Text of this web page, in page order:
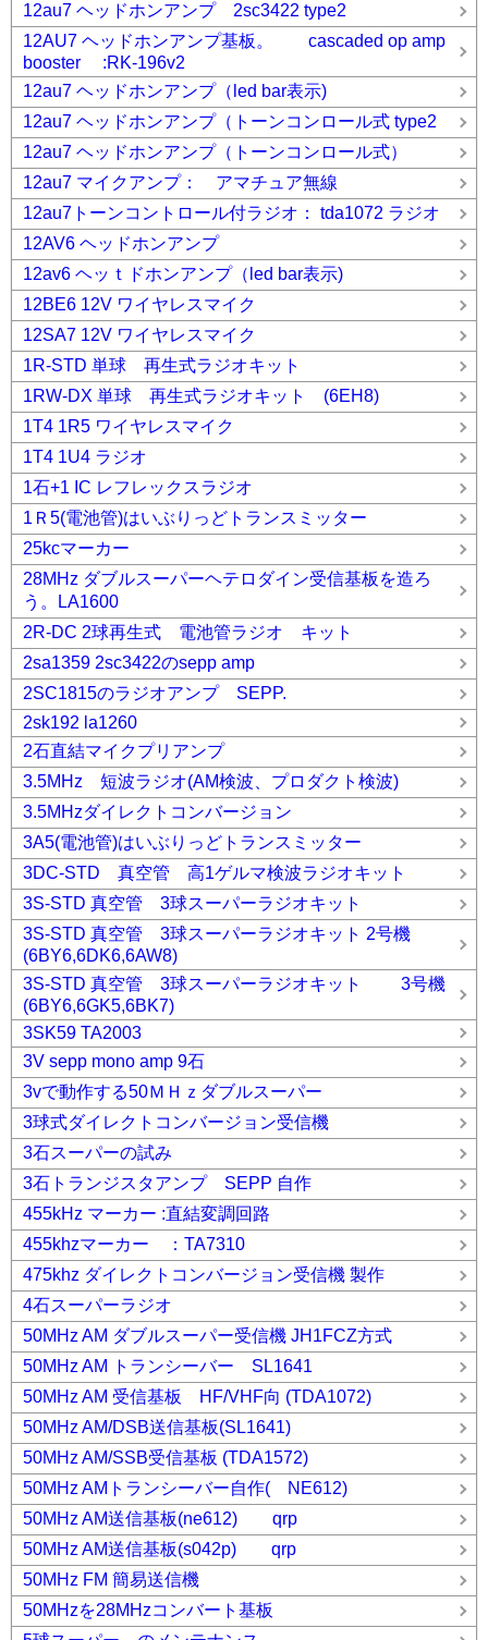
12au7 ヘッドホンアンプ 2sc3422 type2
12AU7 ヘッドホンアンプ基板。 cascaded op amp
booster :RK-196v2
12au7 ヘッドホンアンプ（led bar表示)
12au7 ヘッドホンアンプ（トーンコンロール式 type2
12au7 ヘッドホンアンプ（トーンコンロール式）
12au7 マイクアンプ： アマチュア無線
12au7トーンコントロール付ラジオ： tda1072 ラジオ
12AV6 ヘッドホンアンプ
12av6 ヘッｔドホンアンプ（led bar表示)
12BE6 12V ワイヤレスマイク
12SA7 12V ワイヤレスマイク
1R-STD 単球 再生式ラジオキット
1RW-DX 単球 再生式ラジオキット (6EH8)
1T4 1R5 ワイヤレスマイク
1T4 1U4 ラジオ
1石+1 IC レフレックスラジオ
1Ｒ5(電池管)はいぶりっどトランスミッター
25kcマーカー
28MHz ダブルスーパーヘテロダイン受信基板を造ろ
う。LA1600
2R-DC 2球再生式 電池管ラジオ キット
2sa1359 2sc3422のsepp amp
2SC1815のラジオアンプ SEPP.
2sk192 la1260
2石直結マイクプリアンプ
3.5MHz 短波ラジオ(AM検波、プロダクト検波)
3.5MHzダイレクトコンバージョン
3A5(電池管)はいぶりっどトランスミッター
3DC-STD 真空管 高1ゲルマ検波ラジオキット
3S-STD 真空管 3球スーパーラジオキット
3S-STD 真空管 3球スーパーラジオキット 2号機
(6BY6,6DK6,6AW8)
3S-STD 真空管 3球スーパーラジオキット 3号機
(6BY6,6GK5,6BK7)
3SK59 TA2003
3V sepp mono amp 9石
3vで動作する50ＭＨｚダブルスーパー
3球式ダイレクトコンバージョン受信機
3石スーパーの試み
3石トランジスタアンプ SEPP 自作
455kHz マーカー :直結変調回路
455khzマーカー ：TA7310
475khz ダイレクトコンバージョン受信機 製作
4石スーパーラジオ
50MHz AM ダブルスーパー受信機 JH1FCZ方式
50MHz AM トランシーバー SL1641
50MHz AM 受信基板 HF/VHF向 (TDA1072)
50MHz AM/DSB送信基板(SL1641)
50MHz AM/SSB受信基板 (TDA1572)
50MHz AMトランシーバー自作( NE612)
50MHz AM送信基板(ne612) qrp
50MHz AM送信基板(s042p) qrp
50MHz FM 簡易送信機
50MHzを28MHzコンバート基板